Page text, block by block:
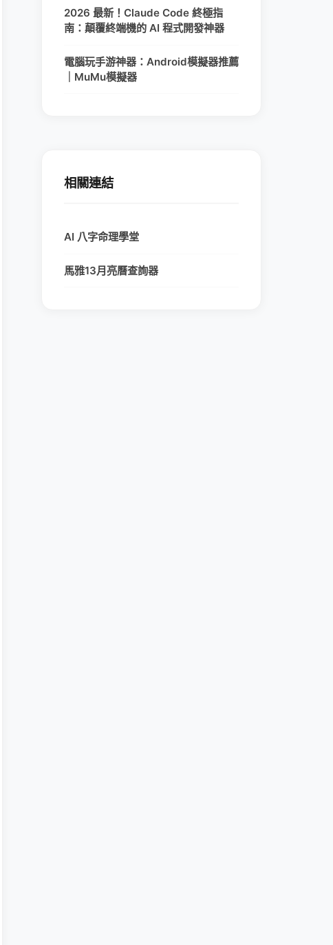
2026 最新！Claude Code 終極指
南：顛覆終端機的 AI 程式開發神器
電腦玩手游神器：Android模擬器推薦
｜MuMu模擬器
相關連結
AI 八字命理學堂
馬雅13月亮曆查詢器